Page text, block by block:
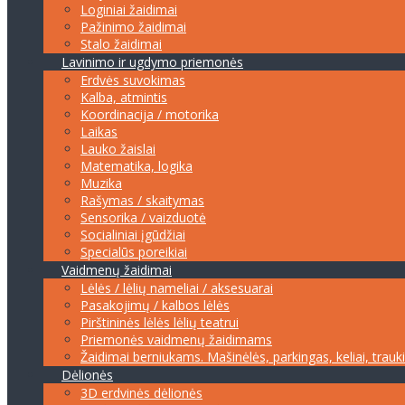
Loginiai žaidimai
Pažinimo žaidimai
Stalo žaidimai
Lavinimo ir ugdymo priemonės
Erdvės suvokimas
Kalba, atmintis
Koordinacija / motorika
Laikas
Lauko žaislai
Matematika, logika
Muzika
Rašymas / skaitymas
Sensorika / vaizduotė
Socialiniai įgūdžiai
Specialūs poreikiai
Vaidmenų žaidimai
Lėlės / lėlių nameliai / aksesuarai
Pasakojimų / kalbos lėlės
Pirštininės lėlės lėlių teatrui
Priemonės vaidmenų žaidimams
Žaidimai berniukams. Mašinėlės, parkingas, keliai,
Dėlionės
3D erdvinės dėlionės